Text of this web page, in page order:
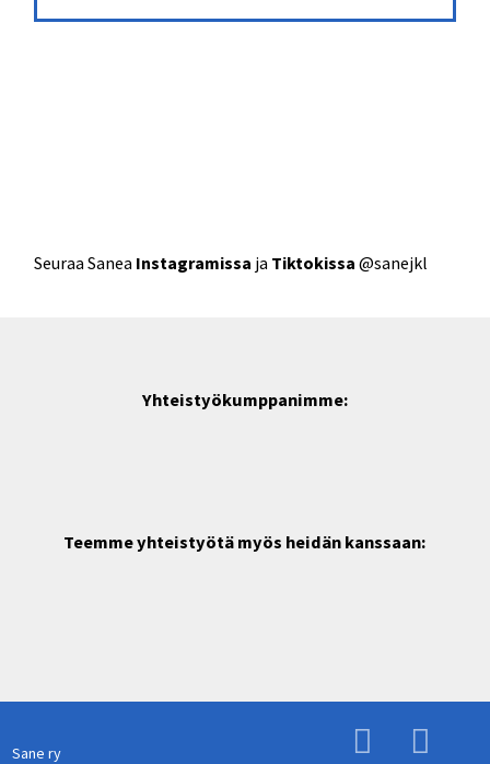
Seuraa Sanea Instagramissa ja Tiktokissa @sanejkl
Yhteistyökumppanimme:
Teemme yhteistyötä myös heidän kanssaan:
Sane ry